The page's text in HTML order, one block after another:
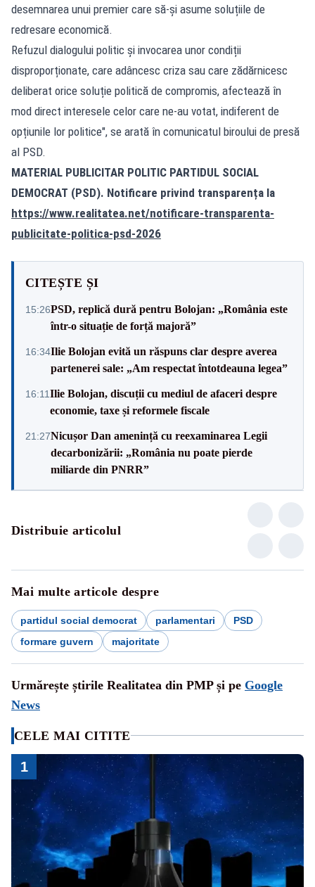
desemnarea unui premier care să-și asume soluțiile de
redresare economică.
Refuzul dialogului politic și invocarea unor condiții
disproporționate, care adâncesc criza sau care zădărnicesc
deliberat orice soluție politică de compromis, afectează în
mod direct interesele celor care ne-au votat, indiferent de
opțiunile lor politice", se arată în comunicatul biroului de presă
al PSD.
MATERIAL PUBLICITAR POLITIC PARTIDUL SOCIAL
DEMOCRAT (PSD). Notificare privind transparența la
https://www.realitatea.net/notificare-transparenta-
publicitate-politica-psd-2026
CITEȘTE ȘI
15:26PSD, replică dură pentru Bolojan: „România este
într-o situație de forță majoră”
16:34Ilie Bolojan evită un răspuns clar despre averea
partenerei sale: „Am respectat întotdeauna legea”
16:11Ilie Bolojan, discuții cu mediul de afaceri despre
economie, taxe și reformele fiscale
21:27Nicușor Dan amenință cu reexaminarea Legii
decarbonizării: „România nu poate pierde
miliarde din PNRR”
Distribuie articolul
Mai multe articole despre
partidul social democrat parlamentari
PSD
formare guvern
majoritate
Urmărește știrile Realitatea din PMP și pe Google
News
CELE MAI CITITE
1